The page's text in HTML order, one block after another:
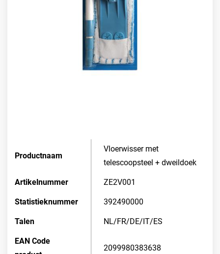
Productnaam
Vloerwisser met
telescoopsteel + dweildoek
Artikelnummer ZE2V001
Statistieknummer 392490000
Talen NL/FR/DE/IT/ES
EAN Code
2099980383638